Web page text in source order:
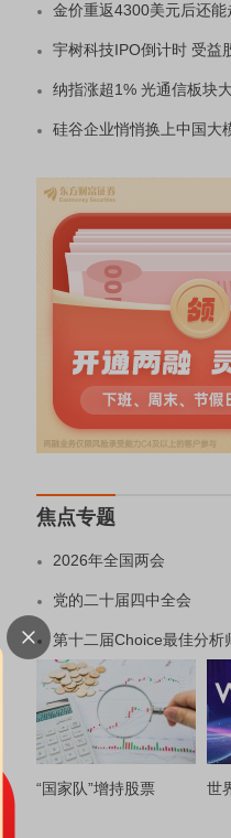
金价重返4300美元后还能
宇树科技IPO倒计时 受益
纳指涨超1% 光通信板块
硅谷企业悄悄换上中国大
焦点专题
2026年全国两会
党的二十届四中全会
第十二届Choice最佳分析
“国家队”增持股票 世